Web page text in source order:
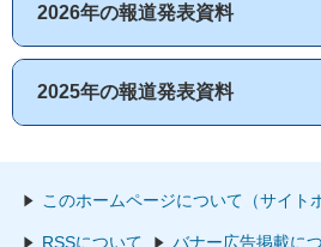
2026年の報道発表資料
2025年の報道発表資料
このホームページについて（サイト
RSSについて バナー広告掲載に